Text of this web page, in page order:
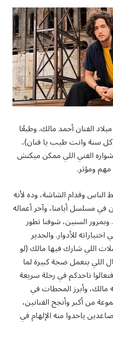
ميلاد الفنان أحمد مالك. وطبعًا
سنة وانت طيب يا فنان)،
الفني اللي ممكن ميكنش
ومؤثر.
الناس وقدام الشاشة، وده لأنه
من وهو عنده 10 سنين في مسلسل أيامنا، وآخر أعماله
كان فيلم رأس السنة سنة 2020. وبمرور السنين، شوفنا تطور
للأدوار. والجدير
اللي شارك فيها مالك (لو
اللي بتعمل ضجة كبيرة لما
ناخدكم في رحلة سريعة
مالك، وأبرز المحطات في
من أكبر وأنجح الفنانين،
ياخدوا منه الإلهام في